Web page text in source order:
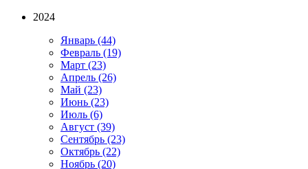
2024
Январь (44)
Февраль (19)
Март (23)
Апрель (26)
Май (23)
Июнь (23)
Июль (6)
Август (39)
Сентябрь (23)
Октябрь (22)
Ноябрь (20)